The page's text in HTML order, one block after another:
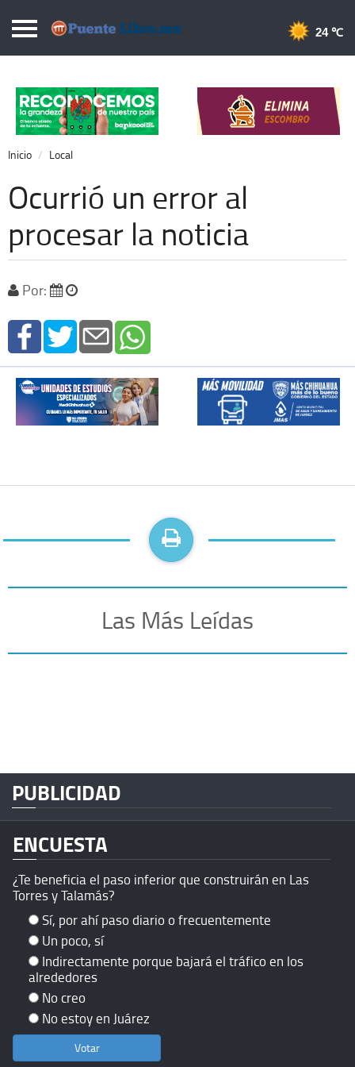
Puentelibre.mx
Local
Nacional
Opinión
Cronos
Economía
Espectáculos
Deportes
Extra +
24 ℃
Inicio Local
Ocurrió un error al
procesar la noticia
Por:
Las Más Leídas
PUBLICIDAD
ENCUESTA
¿Te beneficia el paso inferior que construirán en Las
Torres y Talamás?
Sí, por ahí paso diario o frecuentemente
Un poco, sí
Indirectamente porque bajará el tráfico en los
alrededores
No creo
No estoy en Juárez